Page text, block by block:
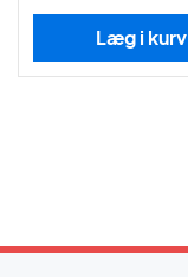
Læg i kurv